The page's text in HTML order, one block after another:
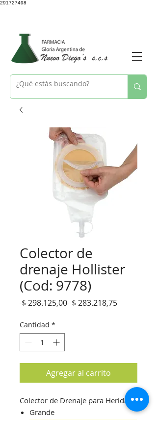
291727498
Colector de
drenaje Hollister
(Cod: 9778)
$ 298.125,00 Precio
$ 283.218,75Precio
Cantidad *
Agregar al carrito
Colector de Drenaje para Heridas
Grande